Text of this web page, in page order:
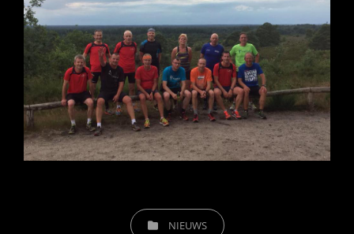
CATEGORIEËNNIEUWS